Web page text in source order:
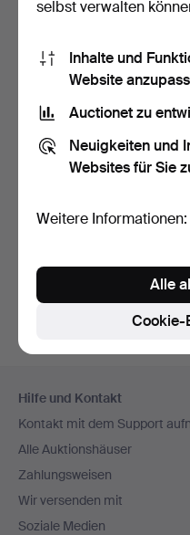
Kugelmodell, mit
43 USD
Navigation
Hilfe und Kontakt
Kontakt mit dem Support
Alle Auktionshäuser
Zahlungsweisen
Wir versenden mit
Soziale Medien
selbst verwalten
Inhalte und
Website
Auctionet zu
Neuigkeiten und
Websites für Sie
Weitere Informationen:
Cookie-
Alle